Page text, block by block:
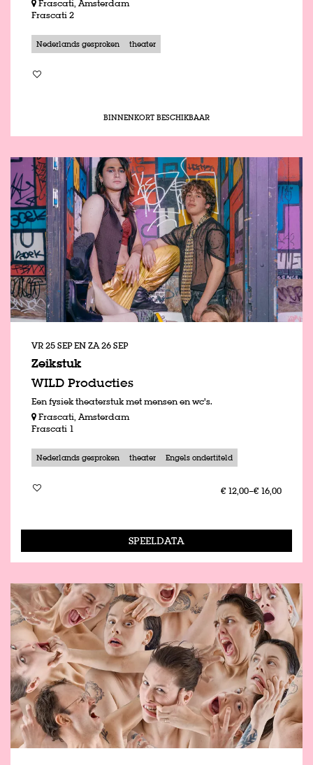
Frascati, Amsterdam
Frascati 2
Nederlands gesproken theater
BINNENKORT BESCHIKBAAR
Zeikstuk
WILD Producties
VR 25 SEPENZA 26 SEP
Een fysiek theaterstuk met mensen en wc’s.
Frascati, Amsterdam
Frascati 1
Nederlands gesproken theater Engels ondertiteld
€ 12,00–€ 16,00
SPEELDATA